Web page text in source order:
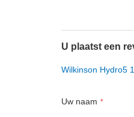
U plaatst een
Wilkinson Hydro5
Uw naam